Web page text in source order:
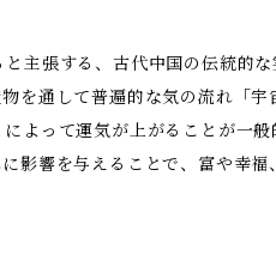
主張する、古代中国の伝統的な
を通して普遍的な気の流れ「宇
よって運気が上がることが一般
影響を与えることで、富や幸福